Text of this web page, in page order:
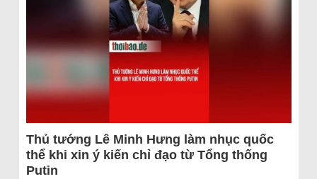
Thủ tướng Lê Minh Hưng làm nhục quốc
thể khi xin ý kiến chỉ đạo từ Tổng thống
Putin